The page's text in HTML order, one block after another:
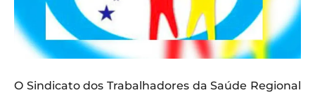
O Sindicato dos Trabalhadores da Saúde Regional